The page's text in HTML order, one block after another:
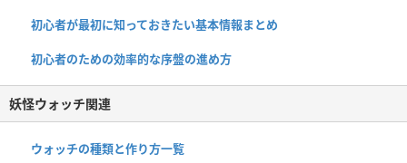
初心者が最初に知っておきたい基本情報まとめ
初心者のための効率的な序盤の進め方
妖怪ウォッチ関連
ウォッチの種類と作り方一覧